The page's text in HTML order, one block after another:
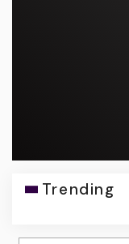
Trending